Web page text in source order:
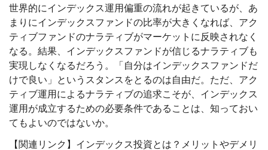
世界的にインデックス運用偏重の流れが起きているが、あ
まりにインデックスファンドの比率が大きくなれば、アク
ティブファンドのナラティブがマーケットに反映されなく
なる。結果、インデックスファンドが信じるナラティブも
実現しなくなるだろう。「自分はインデックスファンドだ
けで良い」というスタンスをとるのは自由だ。ただ、アク
ティブ運用によるナラティブの追求こそが、インデックス
運用が成立するための必要条件であることは、知っておい
てもよいのではないか。
【関連リンク】インデックス投資とは？メリットやデメリ